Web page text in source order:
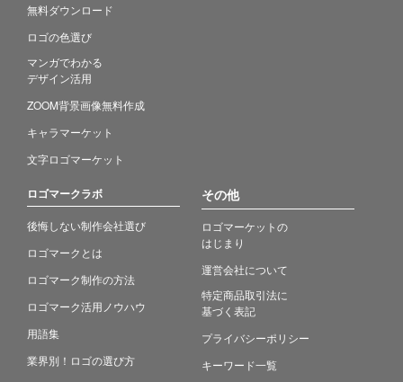
無料ダウンロード
ロゴの色選び
マンガでわかる
デザイン活用
ZOOM背景画像無料作成
キャラマーケット
文字ロゴマーケット
ロゴマークラボ
後悔しない制作会社選び
ロゴマークとは
ロゴマーク制作の方法
ロゴマーク活用ノウハウ
用語集
業界別！ロゴの選び方
その他
ロゴマーケットの
はじまり
運営会社について
特定商品取引法に
基づく表記
プライバシーポリシー
キーワード一覧